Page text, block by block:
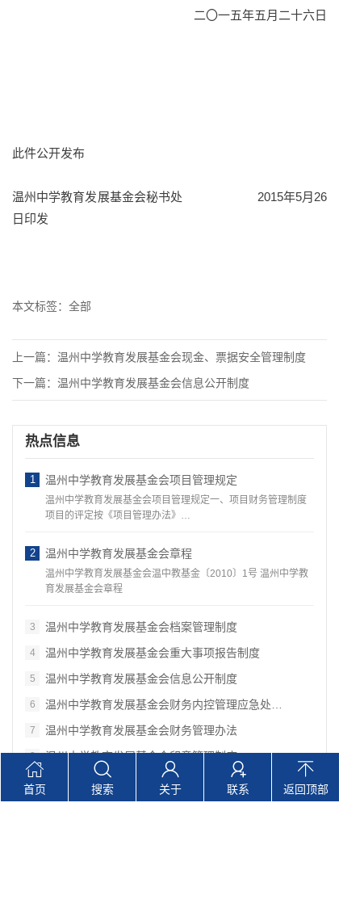
二〇一五年五月二十六日
此件公开发布
温州中学教育发展基金会秘书处 2015年5月26
日印发
本文标签： 全部
上一篇： 温州中学教育发展基金会现金、票据安全管理制度
下一篇： 温州中学教育发展基金会信息公开制度
热点信息
1 温州中学教育发展基金会项目管理规定
温州中学教育发展基金会项目管理规定一、项目财务管理制度
项目的评定按《项目管理办法》…
2 温州中学教育发展基金会章程
温州中学教育发展基金会温中教基金〔2010〕1号 温州中学教
育发展基金会章程
3 温州中学教育发展基金会档案管理制度
4 温州中学教育发展基金会重大事项报告制度
5 温州中学教育发展基金会信息公开制度
6 温州中学教育发展基金会财务内控管理应急处…
7 温州中学教育发展基金会财务管理办法
8 温州中学教育发展基金会印章管理制度
9 公安部刑事侦查局、民政部 慈善事业促进司…
首页 搜索 关于 联系 返回顶部